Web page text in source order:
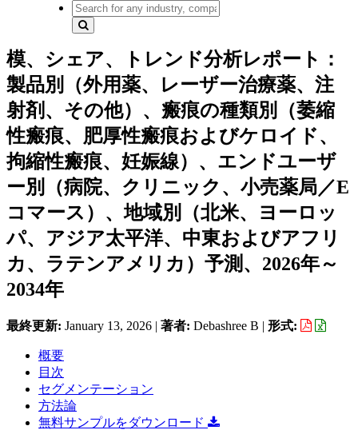
模、シェア、トレンド分析レポート：
製品別（外用薬、レーザー治療薬、注
射剤、その他）、瘢痕の種類別（萎縮
性瘢痕、肥厚性瘢痕およびケロイド、
拘縮性瘢痕、妊娠線）、エンドユーザ
ー別（病院、クリニック、小売薬局／E
コマース）、地域別（北米、ヨーロッ
パ、アジア太平洋、中東およびアフリ
カ、ラテンアメリカ）予測、2026年～
2034年
最終更新: January 13, 2026 | 著者: Debashree B | 形式:
概要
目次
セグメンテーション
方法論
無料サンプルをダウンロード